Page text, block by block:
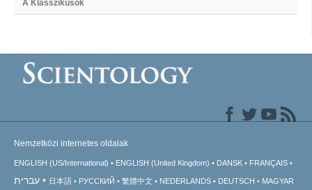
A Klasszikusok
Nemzetközi internetes oldalak
ENGLISH (US/International) ENGLISH (United Kingdom) DANSK FRANÇAIS
עברית 日本語 РУССКИЙ 繁體中文 NEDERLANDS DEUTSCH
MAGYAR